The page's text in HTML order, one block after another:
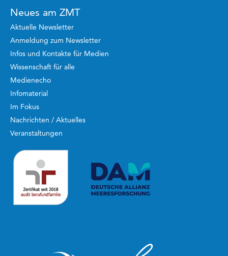
Neues am ZMT
Aktuelle Newsletter
Anmeldung zum Newsletter
Infos und Kontakte für Medien
Wissenschaft für alle
Medienecho
Infomaterial
Im Fokus
Nachrichten / Aktuelles
Veranstaltungen